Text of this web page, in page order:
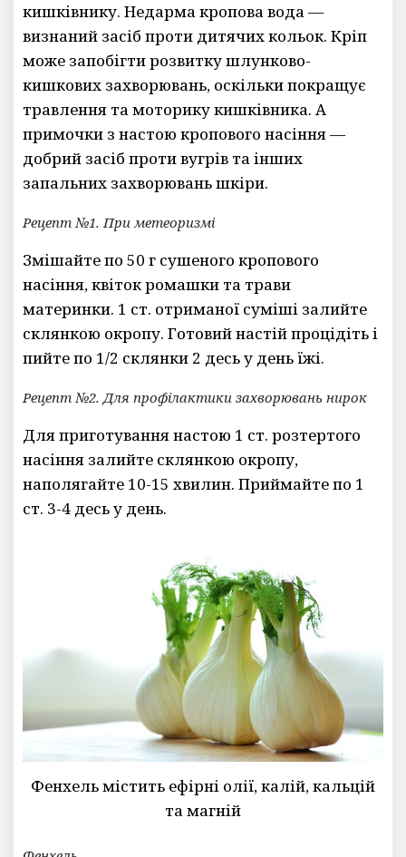
кишківнику. Недарма кропова вода —
визнаний засіб проти дитячих кольок. Кріп
може запобігти розвитку шлунково-
кишкових захворювань, оскільки покращує
травлення та моторику кишківника. А
примочки з настою кропового насіння —
добрий засіб проти вугрів та інших
запальних захворювань шкіри.
Рецепт №1. При метеоризмі
Змішайте по 50 г сушеного кропового
насіння, квіток ромашки та трави
материнки. 1 ст. отриманої суміші залийте
склянкою окропу. Готовий настій процідіть і
пийте по 1/2 склянки 2 десь у день їжі.
Рецепт №2. Для профілактики захворювань нирок
Для приготування настою 1 ст. розтертого
насіння залийте склянкою окропу,
наполягайте 10-15 хвилин. Приймайте по 1
ст. 3-4 десь у день.
Фенхель містить ефірні олії, калій, кальцій
та магній